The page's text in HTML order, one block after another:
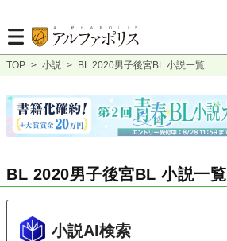
TOP > 小説 > BL 2020男子後宮BL 小説一覧
BL 2020男子後宮BL 小説一覧
小説AI検索